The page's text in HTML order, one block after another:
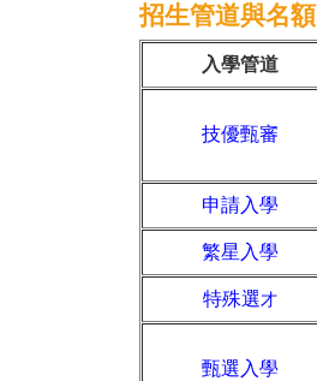
招生管道與名額
入學管道
技優甄審
申請入學
繁星入學
特殊選才
甄選入學